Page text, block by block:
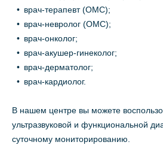
врач-терапевт (ОМС);
врач-невролог (ОМС);
врач-онколог;
врач-акушер-гинеколог;
врач-дерматолог;
врач-кардиолог.
В нашем центре вы можете
ультразвуковой и функциональной
суточному мониторированию.